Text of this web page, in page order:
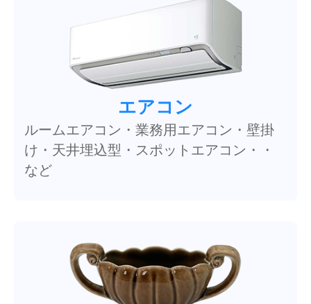
エアコン
ルームエアコン・業務用エアコン・壁掛
け・天井埋込型・スポットエアコン・・
など